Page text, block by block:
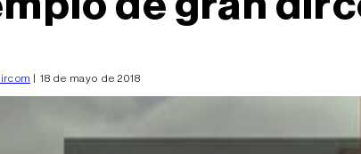
| 18 de mayo de 2018